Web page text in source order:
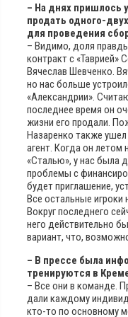
– На днях пришлось
продать одного-
для проведения
– Видимо, доля
контракт с «Таврией»
Вячеслав Шевченко.
но нас больше
«Александрии».
последнее время он
жизни его продали.
Назаренко также
агент. Когда он летом
«Сталью», у нас была
проблемы с
будет приглашение,
Все остальные игроки
Вокруг последнего
него действительно
вариант, что,
– В прессе была
тренируются в
– Все они в команде.
дали каждому
кто-то по основному